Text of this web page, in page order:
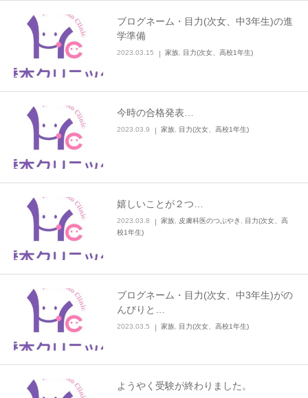
ブログネーム・目力(次女、中3年生)の進
学準備
2023.03.15 家族 目力(次女、高校1年生)
今時の合格発表…
2023.03.9 家族 目力(次女、高校1年生)
嬉しいことが２つ…
2023.03.8 家族 皮膚科医のつぶやき
目力(次女、高
校1年生)
ブログネーム・目力(次女、中3年生)がの
んびりと…
2023.03.5 家族 目力(次女、高校1年生)
ようやく受験が終わりました。